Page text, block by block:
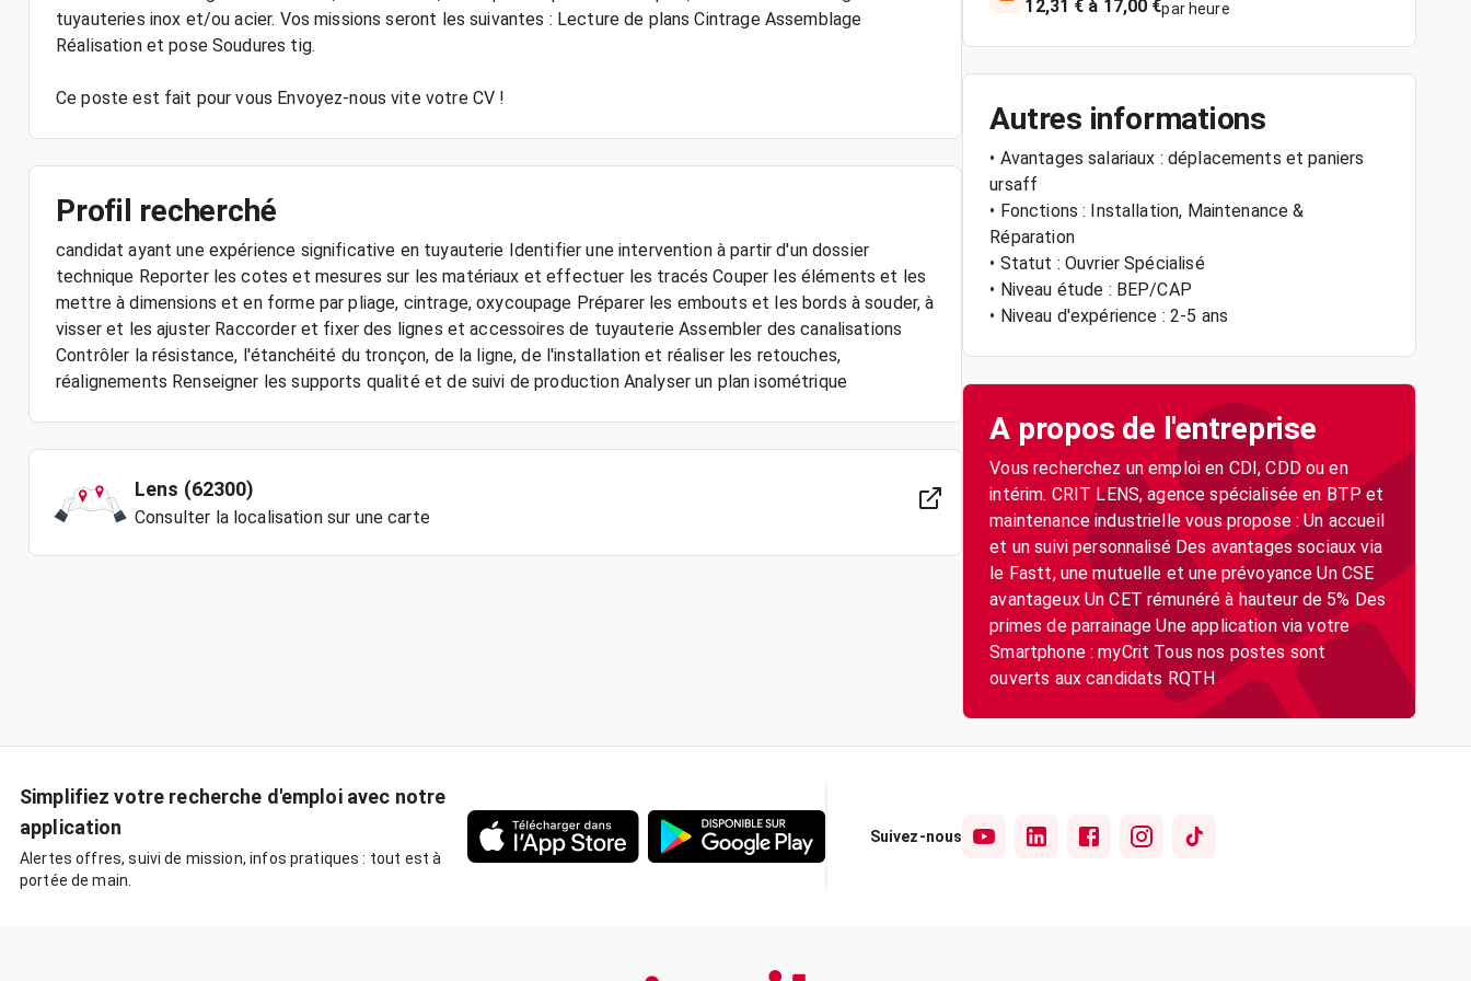
tuyauteries inox et/ou acier. Vos missions seront les suivantes : Lecture de plans Cintrage Assemblage
Réalisation et pose Soudures tig.
Ce poste est fait pour vous Envoyez-nous vite votre CV !
Profil recherché
candidat ayant une expérience significative en tuyauterie Identifier une intervention à partir d'un dossier
technique Reporter les cotes et mesures sur les matériaux et effectuer les tracés Couper les éléments et les
mettre à dimensions et en forme par pliage, cintrage, oxycoupage Préparer les embouts et les bords à souder, à
visser et les ajuster Raccorder et fixer des lignes et accessoires de tuyauterie Assembler des canalisations
Contrôler la résistance, l'étanchéité du tronçon, de la ligne, de l'installation et réaliser les retouches,
réalignements Renseigner les supports qualité et de suivi de production Analyser un plan isométrique
Lens (62300)
Consulter la localisation sur une carte
12,31 € à 17,00 €par heure
Autres informations
• Avantages salariaux : déplacements et paniers
ursaff
• Fonctions : Installation, Maintenance &
Réparation
• Statut : Ouvrier Spécialisé
• Niveau étude : BEP/CAP
• Niveau d'expérience : 2-5 ans
A propos de l'entreprise
Vous recherchez un emploi en CDI, CDD ou en
intérim. CRIT LENS, agence spécialisée en BTP et
maintenance industrielle vous propose : Un accueil
et un suivi personnalisé Des avantages sociaux via
le Fastt, une mutuelle et une prévoyance Un CSE
avantageux Un CET rémunéré à hauteur de 5% Des
primes de parrainage Une application via votre
Smartphone : myCrit Tous nos postes sont
ouverts aux candidats RQTH
Simplifiez votre recherche d'emploi avec notre
application
Alertes offres, suivi de mission, infos pratiques : tout est à
portée de main.
Suivez-nous